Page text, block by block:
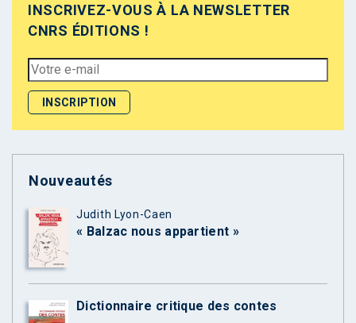
INSCRIVEZ-VOUS À LA NEWSLETTER
CNRS ÉDITIONS !
Nouveautés
Judith Lyon-Caen
« Balzac nous appartient »
Dictionnaire critique des contes